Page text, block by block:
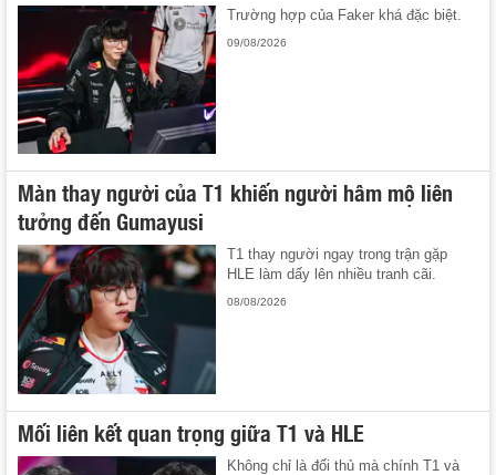
Trường hợp của Faker khá đặc biệt.
09/08/2026
Màn thay người của T1 khiến người hâm mộ liên
tưởng đến Gumayusi
T1 thay người ngay trong trận gặp
HLE làm dấy lên nhiều tranh cãi.
08/08/2026
Mối liên kết quan trọng giữa T1 và HLE
Không chỉ là đối thủ mà chính T1 và